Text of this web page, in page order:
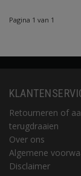
Pagina 1 van 1
Retourneren of
terugdraaien
Over ons
Algemene
Disclaimer